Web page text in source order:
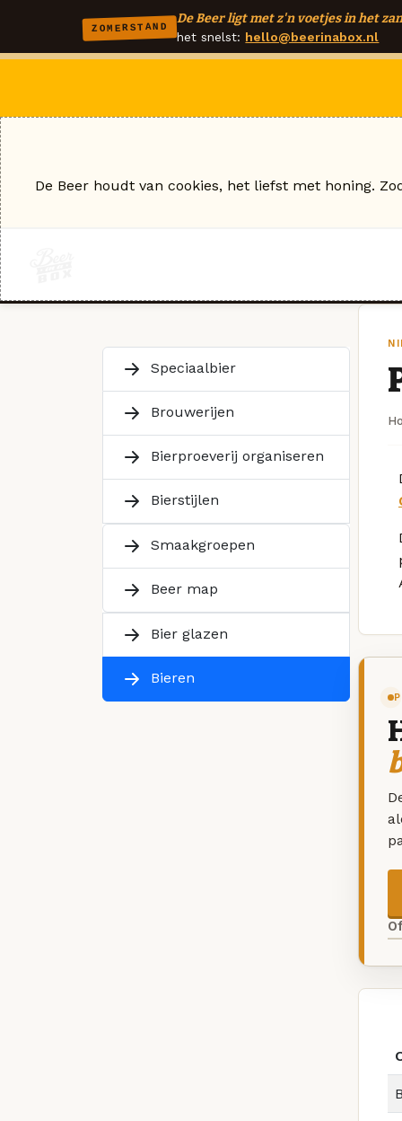
ZOMERSTAND
De Beer ligt met z'n voetjes in het
het snelst: hello@beerinabox.nl
Speciaalbier
Brouwerijen
Bierproeverij organiseren
Bierstijlen
Smaakgroepen
Beer map
Bier glazen
Bieren
De Beer houdt van cookies, het liefst met honing.